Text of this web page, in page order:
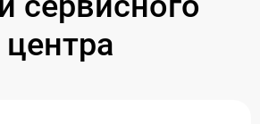
центра